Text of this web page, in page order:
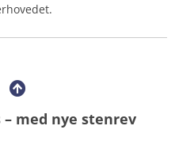
– med nye stenrev